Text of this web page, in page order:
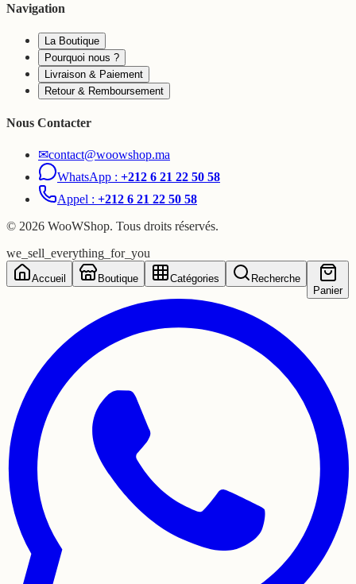
Navigation
La Boutique
Pourquoi nous ?
Livraison & Paiement
Retour & Remboursement
Nous Contacter
✉contact@woowshop.ma
WhatsApp : +212 6 21 22 50 58
Appel : +212 6 21 22 50 58
© 2026 WooWShop. Tous droits réservés.
we_sell_everything_for_you
Accueil Boutique Catégories
Recherche
Panier